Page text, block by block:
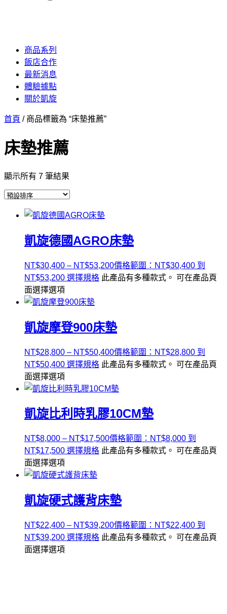
商品系列
飯店合作
最新消息
體驗據點
關於凱旋
首頁 / 商品標籤為 “床墊推薦”
床墊推薦
顯示所有 7 筆結果
凱旋德國AGRO床墊
NT$30,400 – NT$53,200價格範圍：NT$30,400 到
NT$53,200 選擇規格 此產品有多種款式。 可在產品頁
面選擇選項
凱旋摩登900床墊
NT$28,800 – NT$50,400價格範圍：NT$28,800 到
NT$50,400 選擇規格 此產品有多種款式。 可在產品頁
面選擇選項
凱旋比利時乳膠10CM墊
NT$8,000 – NT$17,500價格範圍：NT$8,000 到
NT$17,500 選擇規格 此產品有多種款式。 可在產品頁
面選擇選項
凱旋硬式護背床墊
NT$22,400 – NT$39,200價格範圍：NT$22,400 到
NT$39,200 選擇規格 此產品有多種款式。 可在產品頁
面選擇選項